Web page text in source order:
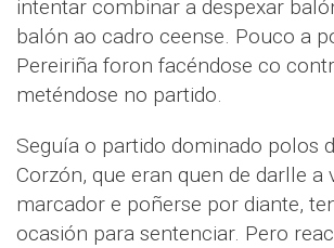
intentar combinar a despexar
balón ao cadro ceense. Pouco a
Pereiriña foron facéndose co
meténdose no partido.
Seguía o partido dominado polos
Corzón, que eran quen de darlle a
marcador e poñerse por diante,
ocasión para sentenciar. Pero